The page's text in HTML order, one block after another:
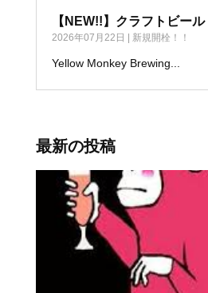
【NEW!!】クラフトビー
2026年07月22日 | 新規開栓！！
Yellow Monkey Brewing...
最新の投稿